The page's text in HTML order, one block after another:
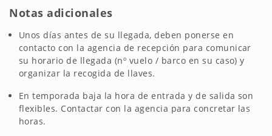
Notas adicionales
Unos días antes de su llegada, deben ponerse en
contacto con la agencia de recepción para comunicar
su horario de llegada (nº vuelo / barco en su caso) y
organizar la recogida de llaves.
En temporada baja la hora de entrada y de salida son
flexibles. Contactar con la agencia para concretar las
horas.